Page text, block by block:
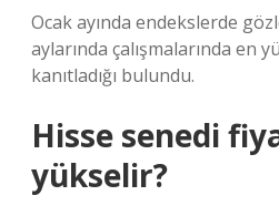
Ocak ayında endekslerde
aylarında çalışmalarında en
kanıtladığı bulundu.
Hisse senedi
yükselir?